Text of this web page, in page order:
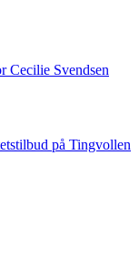
Cecilie Svendsen
på Tingvollen